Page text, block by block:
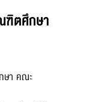
ฑิตศึกษา
ษา คณะ